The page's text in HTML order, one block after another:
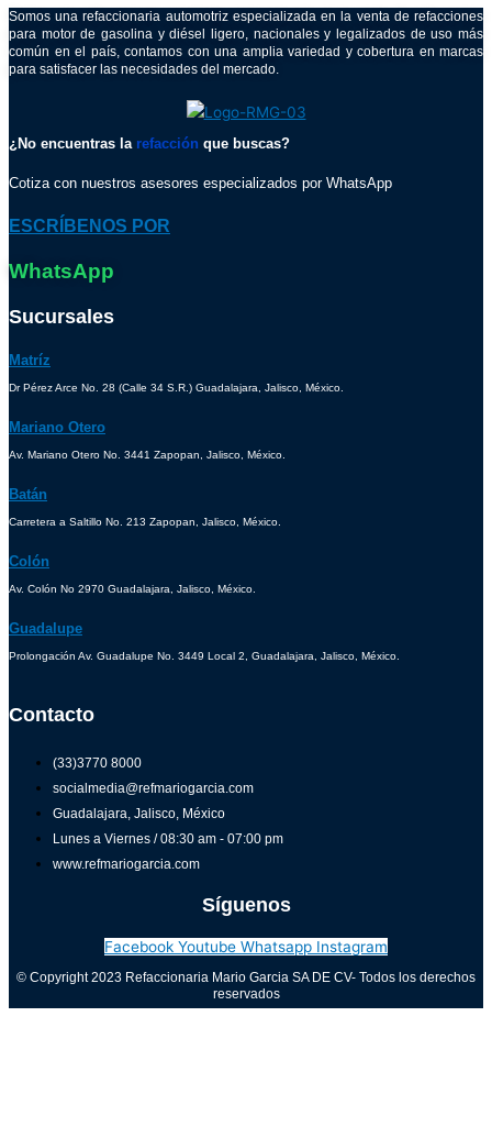
Somos una refaccionaria automotriz especializada en la venta de refacciones
para motor de gasolina y diésel ligero, nacionales y legalizados de uso más
común en el país, contamos con una amplia variedad y cobertura en marcas
para satisfacer las necesidades del mercado.
¿No encuentras la refacción que buscas?
Cotiza con nuestros asesores especializados por WhatsApp
ESCRÍBENOS POR
WhatsApp
Sucursales
Matríz
Dr Pérez Arce No. 28 (Calle 34 S.R.) Guadalajara, Jalisco, México.
Mariano Otero
Av. Mariano Otero No. 3441 Zapopan, Jalisco, México.
Batán
Carretera a Saltillo No. 213 Zapopan, Jalisco, México.
Colón
Av. Colón No 2970 Guadalajara, Jalisco, México.
Guadalupe
Prolongación Av. Guadalupe No. 3449 Local 2, Guadalajara, Jalisco, México.
Contacto
(33)3770 8000
socialmedia@refmariogarcia.com
Guadalajara, Jalisco, México
Lunes a Viernes / 08:30 am - 07:00 pm
www.refmariogarcia.com
Síguenos
Facebook Youtube Whatsapp Instagram
© Copyright 2023 Refaccionaria Mario Garcia SA DE CV- Todos los derechos
reservados